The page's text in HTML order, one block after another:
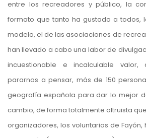
entre los recreadores y público, la
formato que tanto ha gustado a todos,
modelo, el de las asociaciones de
han llevado a cabo una labor de
incuestionable e incalculable
pararnos a pensar, más de 150
geografía española para dar lo mejor
cambio, de forma totalmente altruista
organizadores, los voluntarios de